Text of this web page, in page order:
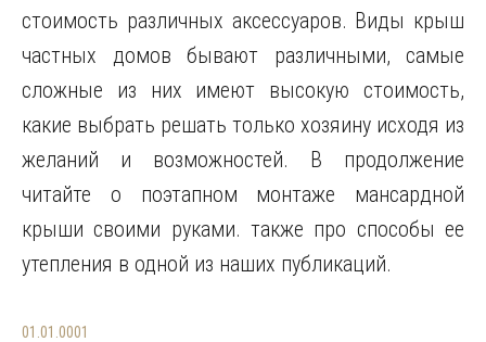
стоимость различных аксессуаров. Виды крыш
частных домов бывают различными, самые
сложные из них имеют высокую стоимость,
какие выбрать решать только хозяину исходя из
желаний и возможностей. В продолжение
читайте о поэтапном монтаже мансардной
крыши своими руками. также про способы ее
утепления в одной из наших публикаций.
01.01.0001